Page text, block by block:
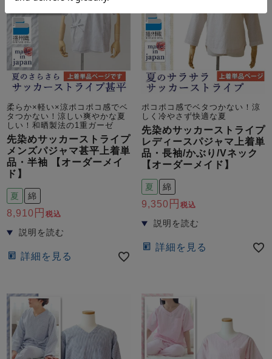
柔らか×軽い×涼ポコポコ感でベ
タつかない！涼しい爽やかな夏
しい！和晒製法の1重ガーゼ
先染めサッカーストライプ
メンズパジャマ甚平上着単
品・半袖 【オーダーメイ
ド】
夏 綿
8,910 税込
詳細を見る
ポコポコ感でベタつかない！涼
しく冷やさず快適な夏
先染めサッカーストライプ
レディースパジャマ上着単
品・長袖/かぶり/Vネック
【オーダーメイド】
夏 綿
9,350 税込
詳細を見る